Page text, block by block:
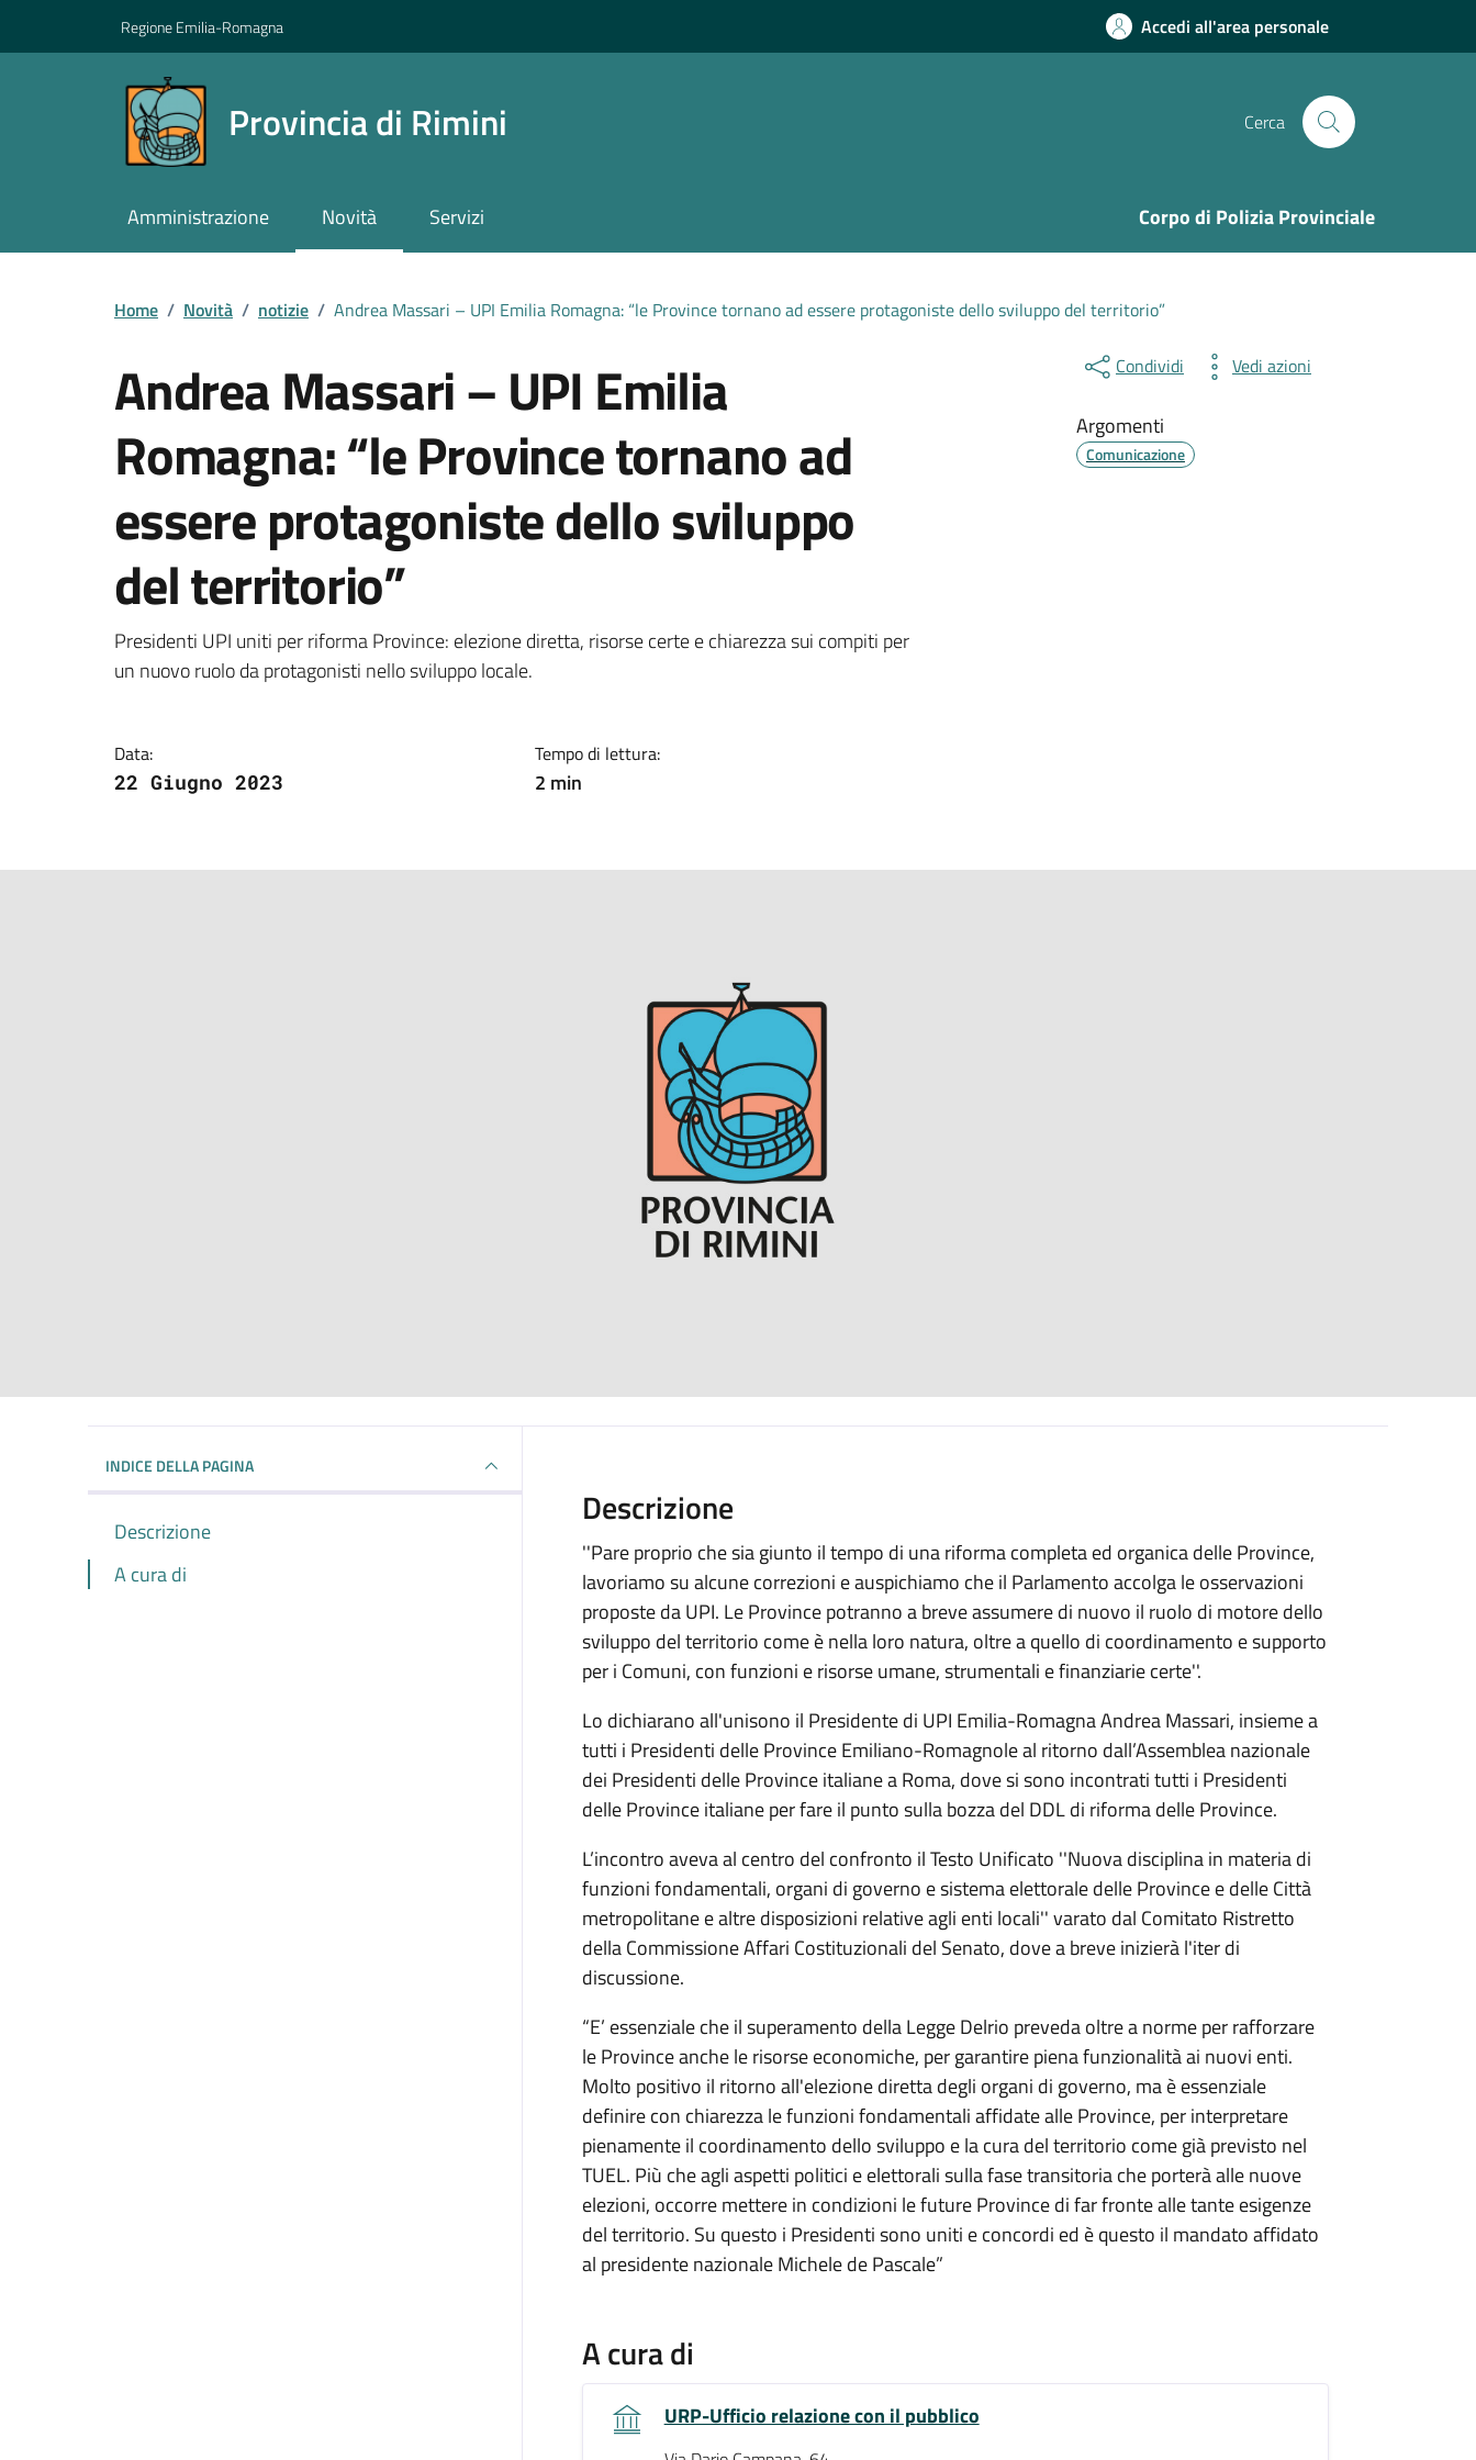
Regione Emilia-Romagna Accedi all'area personale
Provincia di Rimini Cerca
Amministrazione Novità Servizi Corpo di Polizia Provinciale
Home / Novità / notizie / Andrea Massari – UPI Emilia Romagna: “le Province tornano ad essere protagoniste dello sviluppo del territorio”
Andrea Massari – UPI Emilia
Romagna: “le Province tornano ad
essere protagoniste dello sviluppo
del territorio”
Dettagli della notizia
Presidenti UPI uniti per riforma Province: elezione diretta, risorse certe e chiarezza sui compiti per
un nuovo ruolo da protagonisti nello sviluppo locale.
Data:
22 Giugno 2023
Tempo di lettura:
2 min
Condividi Vedi azioni
Argomenti
Comunicazione
INDICE DELLA PAGINA
Descrizione
A cura di
Descrizione
''Pare proprio che sia giunto il tempo di una riforma completa ed organica delle Province,
lavoriamo su alcune correzioni e auspichiamo che il Parlamento accolga le osservazioni
proposte da UPI. Le Province potranno a breve assumere di nuovo il ruolo di motore dello
sviluppo del territorio come è nella loro natura, oltre a quello di coordinamento e supporto
per i Comuni, con funzioni e risorse umane, strumentali e finanziarie certe''.
Lo dichiarano all'unisono il Presidente di UPI Emilia-Romagna Andrea Massari, insieme a
tutti i Presidenti delle Province Emiliano-Romagnole al ritorno dall’Assemblea nazionale
dei Presidenti delle Province italiane a Roma, dove si sono incontrati tutti i Presidenti
delle Province italiane per fare il punto sulla bozza del DDL di riforma delle Province.
L’incontro aveva al centro del confronto il Testo Unificato ''Nuova disciplina in materia di
funzioni fondamentali, organi di governo e sistema elettorale delle Province e delle Città
metropolitane e altre disposizioni relative agli enti locali'' varato dal Comitato Ristretto
della Commissione Affari Costituzionali del Senato, dove a breve inizierà l'iter di
discussione.
“E’ essenziale che il superamento della Legge Delrio preveda oltre a norme per rafforzare
le Province anche le risorse economiche, per garantire piena funzionalità ai nuovi enti.
Molto positivo il ritorno all'elezione diretta degli organi di governo, ma è essenziale
definire con chiarezza le funzioni fondamentali affidate alle Province, per interpretare
pienamente il coordinamento dello sviluppo e la cura del territorio come già previsto nel
TUEL. Più che agli aspetti politici e elettorali sulla fase transitoria che porterà alle nuove
elezioni, occorre mettere in condizioni le future Province di far fronte alle tante esigenze
del territorio. Su questo i Presidenti sono uniti e concordi ed è questo il mandato affidato
al presidente nazionale Michele de Pascale”
A cura di
URP-Ufficio relazione con il pubblico